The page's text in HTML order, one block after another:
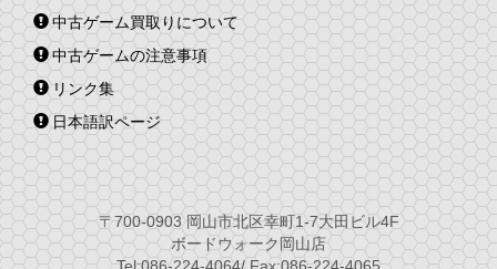
中古ゲーム買取りについて
中古ゲームの注意事項
リンク集
日本語訳ページ
〒700-0903 岡山市北区幸町1-7大田ビル4F
ボードウォーク岡山店